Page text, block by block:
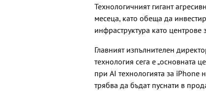
Технологичният гигант
месеца, като обеща да
инфраструктура като
Главният изпълнителен
технология сега е „основната
при AI технологията за iPhone
трябва да бъдат пуснати в